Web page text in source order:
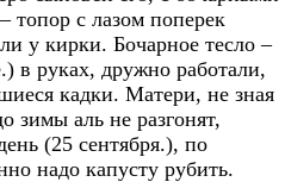
топор с лазом поперек
у кирки. Бочарное тесло –
в руках, дружно работали,
кадки. Матери, не зная
зимы аль не разгонят,
(25 сентября.), по
надо капусту рубить.